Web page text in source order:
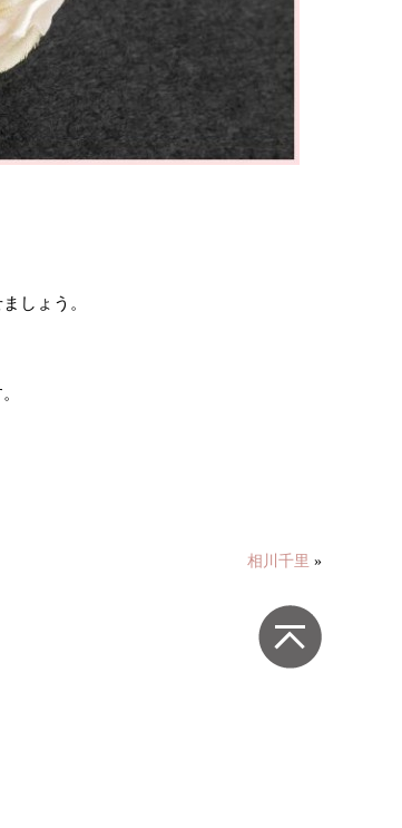
しょう。
相川千里 »